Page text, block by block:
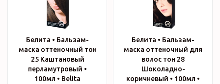
Белита • Бальзам-
маска оттеночный тон
25 Каштановый
перламутровый •
100мл • Belita
Белита • Бальзам-
маска оттеночный для
волос тон 28
Шоколадно-
коричневый • 100мл •